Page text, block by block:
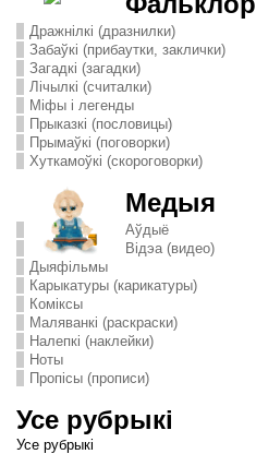
Дражнілкі (дразнилки)
Забаўкі (прибаутки, заклички)
Загадкі (загадки)
Лічылкі (считалки)
Міфы і легенды
Прыказкі (пословицы)
Прымаўкі (поговорки)
Хуткамоўкі (скороговорки)
Медыя
Аўдыё
Відэа (видео)
Дыяфільмы
Карыкатуры (карикатуры)
Комiксы
Маляванкі (раскраски)
Налепкі (наклейки)
Ноты
Пропісы (прописи)
Усе рубрыкі
Усе рубрыкі